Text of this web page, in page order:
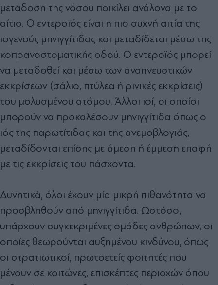
μετάδοση της νόσου ποικίλει ανάλογα με το
αίτιο. Ο εντεροϊός είναι η πιο συχνή αιτία της
ιογενούς μηνιγγίτιδας και μεταδίδεται μέσω της
κοπρανοστοματικής οδού. Ο εντεροϊός μπορεί
να μεταδοθεί και μέσω των αναπνευστικών
εκκρίσεων (σάλιο, πτύλεα ή ρινικές εκκρίσεις)
του μολυσμένου ατόμου. Άλλοι ιοί, οι οποίοι
μπορούν να προκαλέσουν μηνιγγίτιδα όπως ο
ιός της παρωτίτιδας και της ανεμοβλογιάς,
μεταδίδονται επίσης με άμεση ή έμμεση επαφή
με τις εκκρίσεις του πάσχοντα.
Δυνητικά, όλοι έχουν μία μικρή πιθανότητα να
προσβληθούν από μηνιγγίτιδα. Ωστόσο,
υπάρχουν συγκεκριμένες ομάδες ανθρώπων, οι
οποίες θεωρούνται αυξημένου κινδύνου, όπως
οι στρατιωτικοί, πρωτοετείς φοιτητές που
μένουν σε κοιτώνες, επισκέπτες περιοχών όπου